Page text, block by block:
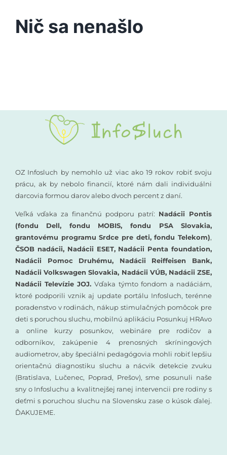
Podporte nás
Vyšetrenia sluchu
Rané poradenstvo
Vzdelávanie
Nič sa nenašlo
OZ Infosluch by nemohlo už viac ako 19 rokov robiť svoju
prácu, ak by nebolo financií, ktoré nám dali individuálni
darcovia formou darov alebo dvoch percent z daní.
Veľká vďaka za finančnú podporu patrí: Nadácii Pontis
(fondu Dell, fondu MOBIS, fondu PSA Slovakia,
grantovému programu Srdce pre deti, fondu Telekom),
ČSOB nadácii, Nadácii ESET, Nadácii Penta foundation,
Nadácii Pomoc Druhému, Nadácii Reiffeisen Bank,
Nadácii Volkswagen Slovakia, Nadácii VÚB, Nadácii ZSE,
Nadácii Televízie JOJ.Vďaka týmto fondom a nadáciám,
ktoré podporili vznik aj update portálu Infosluch, terénne
poradenstvo v rodinách, nákup stimulačných pomôcok pre
deti s poruchou sluchu, mobilnú aplikáciu Posunkuj HRAvo
a online kurzy posunkov, webináre pre rodičov a
odborníkov, zakúpenie 4 prenosných skríningových
audiometrov, aby špeciálni pedagógovia mohli robiť lepšiu
orientačnú diagnostiku sluchu a nácvik detekcie zvuku
(Bratislava, Lučenec, Poprad, Prešov), sme posunuli naše
sny o Infosluchu a kvalitnejšej ranej intervencii pre rodiny s
deťmi s poruchou sluchu na Slovensku zase o kúsok ďalej.
ĎAKUJEME.